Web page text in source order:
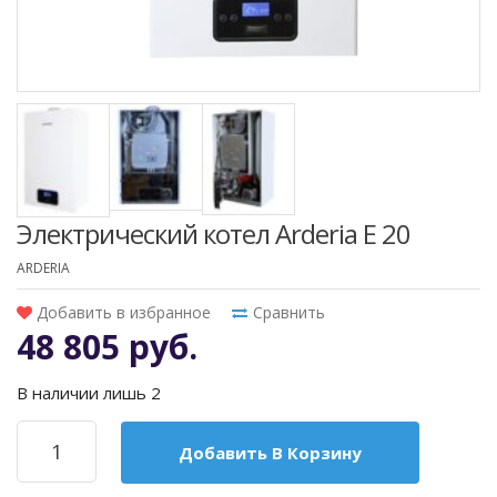
Электрический котел Arderia E 20
ARDERIA
Добавить в избранное Сравнить
48 805 руб.
В наличии лишь 2
Добавить В Корзину